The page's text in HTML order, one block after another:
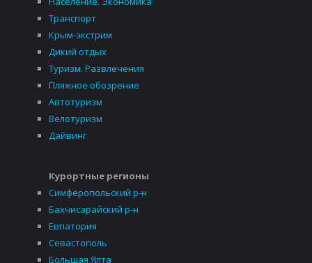
Транспорт
Крым-экстрим
Дикий отдых
Туризм. Развлечения
Пляжное обозрение
Автотуризм
Велотуризм
Дайвинг
Курортные регионы
Симферопольский р-н
Бахчисарайский р-н
Евпатория
Севастополь
Большая Ялта